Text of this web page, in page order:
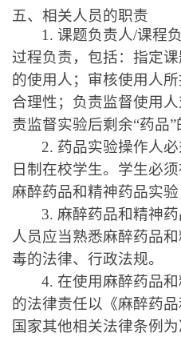
五、相关人员的职责
1.课题负责人/课程
过程负责，包括：指定
的使用人；审核使用人
合理性；负责监督使用
责监督实验后剩余“药品”
2. 药品实验操作人
日制在校学生。学生必
麻醉药品和精神药品实
3. 麻醉药品和精神
人员应当熟悉麻醉药品
毒的法律、行政法规。
4. 在使用麻醉药品
的法律责任以《麻醉药
国家其他相关法律条例为